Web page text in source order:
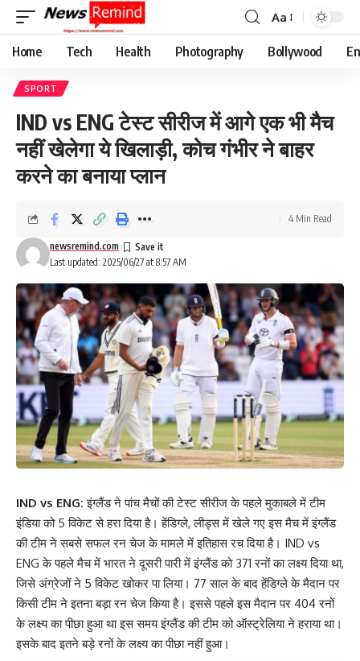
Font
Resizer
Aa
Home Tech Health Photography Bollywood
SPORT
IND vs ENG टेस्ट सीरीज में आगे एक भी मैच
नहीं खेलेगा ये खिलाड़ी, कोच गंभीर ने बाहर
करने का बनाया प्लान
Last updated: 2025/06/27 at 8:57 AM
newsremind.com
4 Min Read
IND vs ENG: इंग्लैंड ने पांच मैचों की टेस्ट सीरीज के पहले मुकाबले में टीम
इंडिया को 5 विकेट से हरा दिया है। हेंडिग्ले, लीड्स में खेले गए इस मैच में इंग्लैंड
की टीम ने सबसे सफल रन चेज के मामले में इतिहास रच दिया है। IND vs
ENG के पहले मैच में भारत ने दूसरी पारी में इंग्लैंड को 371 रनों का लक्ष्य दिया था,
जिसे अंग्रेजों ने 5 विकेट खोकर पा लिया। 77 साल के बाद हेंडिग्ले के मैदान पर
किसी टीम ने इतना बड़ा रन चेज किया है। इससे पहले इस मैदान पर 404 रनों
के लक्ष्य का पीछा हुआ था इस समय इंग्लैंड की टीम को ऑस्ट्रेलिया ने हराया था।
इसके बाद इतने बड़े रनों के लक्ष्य का पीछा नहीं हुआ।